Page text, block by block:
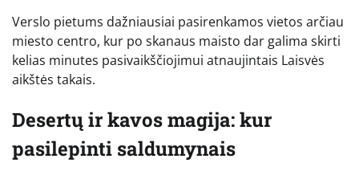
Verslo pietums dažniausiai pasirenkamos vietos arčiau
miesto centro, kur po skanaus maisto dar galima skirti
kelias minutes pasivaikščiojimui atnaujintais Laisvės
aikštės takais.
Desertų ir kavos magija: kur
pasilepinti saldumynais